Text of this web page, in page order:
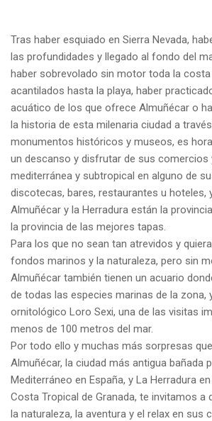
Tras haber esquiado en Sierra Nevada,
las profundidades y llegado al fondo del
haber sobrevolado sin motor toda la
acantilados hasta la playa, haber
acuático de los que ofrece Almuñécar o
la historia de esta milenaria ciudad a
monumentos históricos y museos, es
un descanso y disfrutar de sus comercios
mediterránea y subtropical en alguno de
discotecas, bares, restaurantes u hoteles,
Almuñécar y la Herradura están la
la provincia de las mejores tapas.
Para los que no sean tan atrevidos y
fondos marinos y la naturaleza, pero sin
Almuñécar también tienen un acuario
de todas las especies marinas de la zona,
ornitológico Loro Sexi, una de las visitas
menos de 100 metros del mar.
Por todo ello y muchas más sorpresas
Almuñécar, la ciudad más antigua bañada
Mediterráneo en España, y La Herradura
Costa Tropical de Granada, te invitamos a
la naturaleza, la aventura y el relax en sus